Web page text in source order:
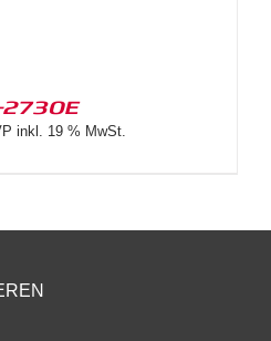
inkl. 19 % MwSt.